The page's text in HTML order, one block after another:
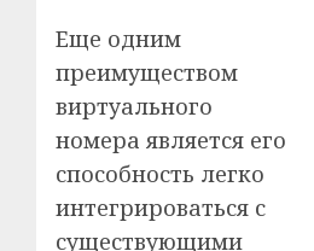
Еще одним
преимуществом
виртуального
номера является его
способность легко
интегрироваться с
существующими